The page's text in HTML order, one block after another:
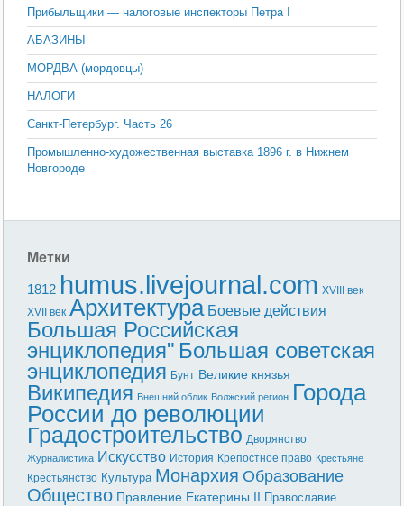
Прибыльщики — налоговые инспекторы Петра I
АБАЗИНЫ
МОРДВА (мордовцы)
НАЛОГИ
Санкт-Петербург. Часть 26
Промышленно-художественная выставка 1896 г. в Нижнем
Новгороде
Метки
1812 humus.livejournal.com XVIII век
XVII век Архитектура Боевые действия
Большая Российская
энциклопедия" Большая советская
энциклопедия Бунт Великие князья
Википедия Внешний облик Волжский регион Города
России до революции
Градостроительство Дворянство
Журналистика Искусство История Крепостное право Крестьяне
Крестьянство Культура Монархия Образование
Общество Правление Екатерины II Православие